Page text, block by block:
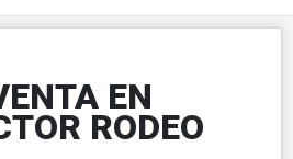
EN
RODEO